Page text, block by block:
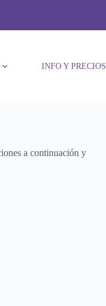
INFO Y PRECIOS
a continuación y